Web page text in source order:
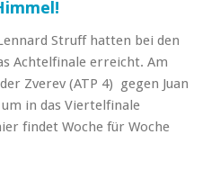
Struff hatten bei den
Achtelfinale erreicht. Am
Zverev (ATP 4) gegen Juan
in das Viertelfinale
findet Woche für Woche